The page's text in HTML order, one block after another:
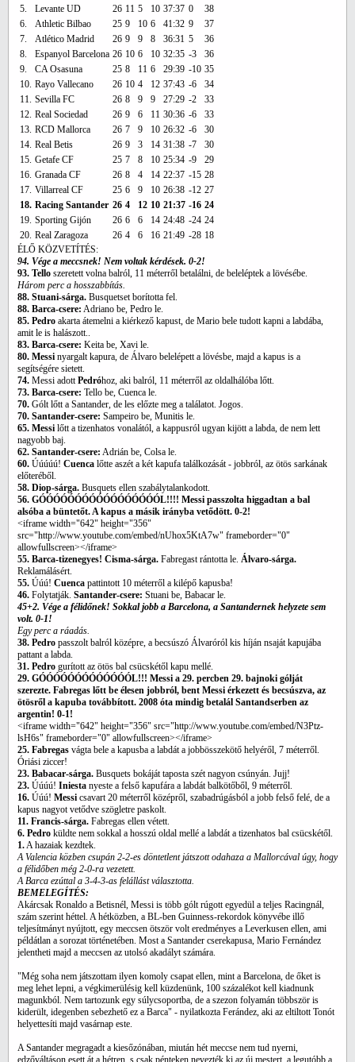
5.
Levante UD 26 11 5 10 37:37 0
38
6.
Athletic Bilbao 25 9 10 6 41:32 9
37
7.
Atlético Madrid 26 9 9 8 36:31 5
36
8.
Espanyol Barcelona 26 10 6 10 32:35 -3
36
9.
CA Osasuna 25 8 11 6 29:39 -10 35
10. Rayo Vallecano 26 10 4 12 37:43 -6
34
11. Sevilla FC 26 8 9 9 27:29 -2
33
12. Real Sociedad 26 9 6 11 30:36 -6
33
13. RCD Mallorca 26 7 9 10 26:32 -6
30
14. Real Betis 26 9 3 14 31:38 -7
30
15. Getafe CF 25 7 8 10 25:34 -9
29
16. Granada CF 26 8 4 14 22:37 -15 28
17. Villarreal CF 25 6 9 10 26:38 -12 27
18. Racing Santander 26 4 12 10 21:37 -16 24
19. Sporting Gijón 26 6 6 14 24:48 -24 24
20. Real Zaragoza 26 4 6 16 21:49 -28 18
ÉLŐ KÖZVETÍTÉS:
94. Vége a meccsnek! Nem voltak kérdések. 0-2!
93. Tello szeretett volna balról, 11 méterről betalálni, de beleléptek a lövésébe.
Három perc a hosszabbítás.
88. Stuani-sárga. Busquetset borította fel.
88. Barca-csere: Adriano be, Pedro le.
85. Pedro akarta átemelni a kiérkező kapust, de Mario bele tudott kapni a labdába,
amit le is halászott..
83. Barca-csere: Keita be, Xavi le.
80. Messi nyargalt kapura, de Álvaro belelépett a lövésbe, majd a kapus is a
segítségére sietett.
74. Messi adottPedróhoz, aki balról, 11 méterről az oldalhálóba lőtt.
73. Barca-csere: Tello be, Cuenca le.
70. Gólt lőtt a Santander, de les előzte meg a találatot. Jogos.
70. Santander-csere: Sampeiro be, Munitis le.
65. Messi lőtt a tizenhatos vonalától, a kappusról ugyan kijött a labda, de nem lett
nagyobb baj.
62. Santander-csere: Adrián be, Colsa le.
60. Úúúúú! Cuenca lőtte aszét a két kapufa találkozását - jobbról, az ötös sarkának
előteréből.
58. Diop-sárga. Busquets ellen szabálytalankodott.
56. GÓÓÓÓÓÓÓÓÓÓÓÓÓÓÓÓÓL!!!! Messi passzolta higgadtan a bal
alsóba a büntetőt. A kapus a másik irányba vetődött. 0-2!
<iframe width="642" height="356"
src="http://www.youtube.com/embed/nUhox5KtA7w" frameborder="0"
allowfullscreen></iframe>
55. Barca-tizenegyes! Cisma-sárga. Fabregast rántotta le. Álvaro-sárga.
Reklamálásért.
55. Úúú! Cuenca pattintott 10 méterről a kilépő kapusba!
46. Folytatják. Santander-csere: Stuani be, Babacar le.
45+2. Vége a félidőnek! Sokkal jobb a Barcelona, a Santandernek helyzete sem
volt. 0-1!
Egy perc a ráadás.
38. Pedro passzolt balról középre, a becsúszó Álvaróról kis híján nsaját kapujába
pattant a labda.
31. Pedro gurított az ötös bal csücskétől kapu mellé.
29. GÓÓÓÓÓÓÓÓÓÓÓÓÓL!!! Messi a 29. percben 29. bajnoki gólját
szerezte. Fabregas lőtt be élesen jobbról, bent Messi érkezett és becsúszva, az
ötösről a kapuba továbbított. 2008 óta mindig betalál Santandserben az
argentin! 0-1!
<iframe width="642" height="356" src="http://www.youtube.com/embed/N3Ptz-
lsH6s" frameborder="0" allowfullscreen></iframe>
25. Fabregas vágta bele a kapusba a labdát a jobbösszekötő helyéről, 7 méterről.
Óriási ziccer!
23. Babacar-sárga. Busquets bokáját taposta szét nagyon csúnyán. Jujj!
23. Úúúú! Iniesta nyeste a felső kapufára a labdát balkötőből, 9 méterről.
16. Úúú! Messi csavart 20 méterről középről, szabadrúgásból a jobb felső felé, de a
kapus nagyot vetődve szögletre paskolt.
11. Francis-sárga. Fabregas ellen vétett.
6. Pedro küldte nem sokkal a hosszú oldal mellé a labdát a tizenhatos bal csücskétől.
1.A hazaiak kezdtek.
A Valencia közben csupán 2-2-es döntetlent játszott odahaza a Mallorcával úgy, hogy
a félidőben még 2-0-ra vezetett.
A Barca ezúttal a 3-4-3-as felállást választotta.
BEMELEGÍTÉS:
Akárcsak Ronaldo a Betisnél, Messi is több gólt rúgott egyedül a teljes Racingnál,
szám szerint héttel. A hétközben, a BL-ben Guinness-rekordok könyvébe illő
teljesítmányt nyújtott, egy meccsen ötször volt eredményes a Leverkusen ellen, ami
példátlan a sorozat történetében. Most a Santander cserekapusa, Mario Fernández
jelentheti majd a meccsen az utolsó akadályt számára.
"Még soha nem játszottam ilyen komoly csapat ellen, mint a Barcelona, de őket is
meg lehet lepni, a végkimerülésig kell küzdenünk, 100 százalékot kell kiadnunk
magunkból. Nem tartozunk egy súlycsoportba, de a szezon folyamán többször is
kiderült, idegenben sebezhető ez a Barca" - nyilatkozta Ferández, aki az eltiltott Tonót
helyettesíti majd vasárnap este.
A Santander megragadt a kiesőzónában, miután hét meccse nem tud nyerni,
edzőváltáson esett át a hétren, s csak pénteken nevezték ki az új mestert, a legutóbb a